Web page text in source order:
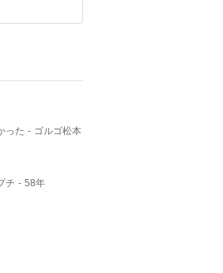
った
ゴルゴ松本
チ 58年